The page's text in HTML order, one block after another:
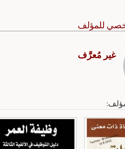
للمؤلف
غير مُعرَّف